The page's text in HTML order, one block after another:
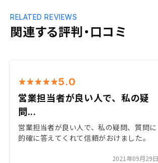
関連する評判・口コミ
RELATED REVIEWS
5.0
営業担当者が良い人で、私の疑
問...
営業担当者が良い人で、私の疑問、質問に
的確に答えてくれて信頼がおけました。
2021年09月29日